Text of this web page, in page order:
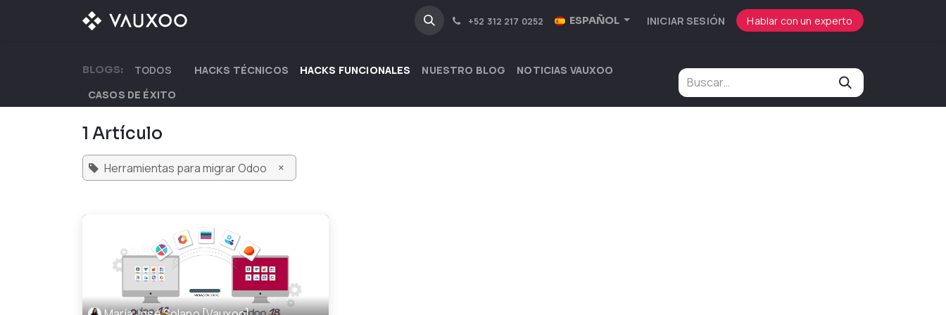
INDUSTRIAS +52 312 217 0252 ESPAÑOL INICIAR SESIÓN Hablar con un experto
BLOGS: TODOS HACKS TÉCNICOS HACKS FUNCIONALES NUESTRO BLOG
NOTICIAS VAUXOO
CASOS DE ÉXITO
1 Artículo
Herramientas para migrar Odoo ×